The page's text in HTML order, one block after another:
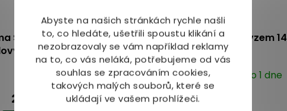
Abyste na našich stránkách rychle našli
to, co hledáte, ušetřili spoustu klikání a
nezobrazovaly se vám například reklamy
na to, co vás neláká, potřebujeme od vás
souhlas se zpracováním cookies,
takových malých souborů, které se
ukládají ve vašem prohlížeči.
Suavigel zklidňující
krém 40 ml
Skladem(1 ks)
289 Kč
After Bite po bodnutí hmyzem 14
ml
Průměrné
hodnocení
produktu
Dostupné do 1 dne
145 Kč